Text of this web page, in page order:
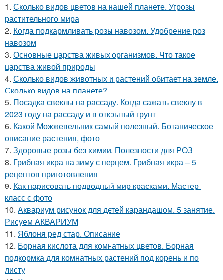
1. Сколько видов цветов на нашей планете. Угрозы
растительного мира
2. Когда подкармливать розы навозом. Удобрение роз
навозом
3. Основные царства живых организмов. Что такое
царства живой природы
4. Сколько видов животных и растений обитает на земле.
Сколько видов на планете?
5. Посадка свеклы на рассаду. Когда сажать свеклу в
2023 году на рассаду и в открытый грунт
6. Какой Можжевельник самый полезный. Ботаническое
описание растения, фото
7. Здоровые розы без химии. Полезности для РОЗ
8. Грибная икра на зиму с перцем. Грибная икра – 5
рецептов приготовления
9. Как нарисовать подводный мир красками. Мастер-
класс с фото
10. Аквариум рисунок для детей карандашом. 5 занятие.
Рисуем АКВАРИУМ
11. Яблоня ред стар. Описание
12. Борная кислота для комнатных цветов. Борная
подкормка для комнатных растений под корень и по
листу